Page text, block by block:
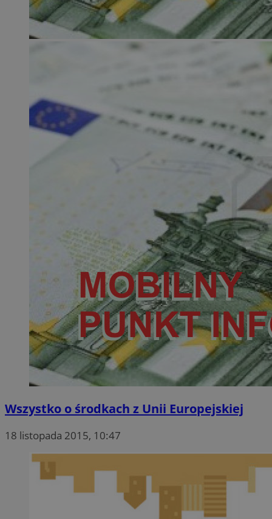
Wszystko o środkach z Unii Europejskiej
18 listopada 2015, 10:47